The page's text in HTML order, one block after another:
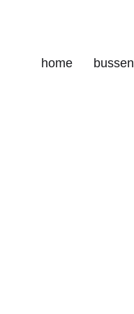
home bussen